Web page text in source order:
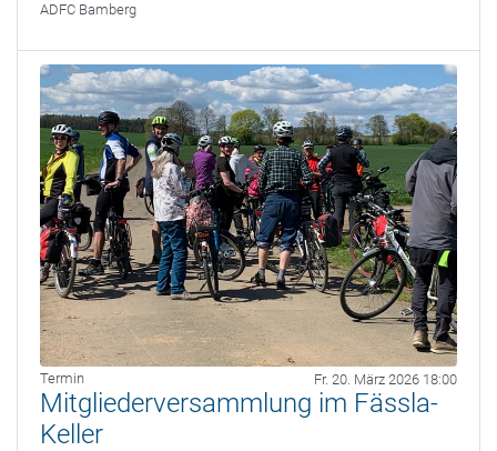
ADFC Bamberg
Termin Fr. 20. März 2026 18:00
Mitgliederversammlung im Fässla-
Keller